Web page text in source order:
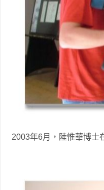
2003年6月，陸惟華博士